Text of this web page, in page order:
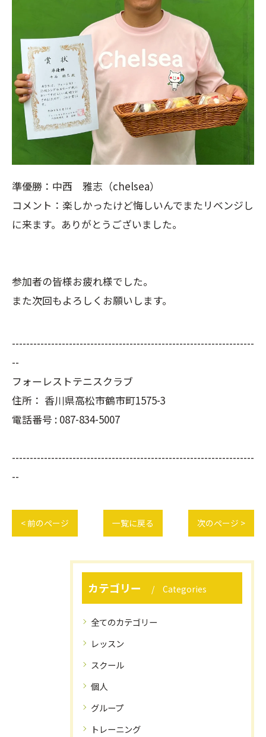
準優勝：中西 雅志（chelsea）
コメント：楽しかったけど悔しいんでまたリベンジし
に来ます。ありがとうございました。
参加者の皆様お疲れ様でした。
また次回もよろしくお願いします。
--------------------------------------------------------------------
--
フォーレストテニスクラブ
住所： 香川県高松市鶴市町1575-3
電話番号 : 087-834-5007
--------------------------------------------------------------------
--
< 前のページ 一覧に戻る 次のページ >
カテゴリー Categories
全てのカテゴリー
レッスン
スクール
個人
グループ
トレーニング